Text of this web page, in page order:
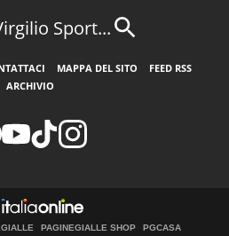
Sport...
MAPPA DEL SITO
FEED RSS
ARCHIVIO
PAGINEGIALLE SHOP PGCASA